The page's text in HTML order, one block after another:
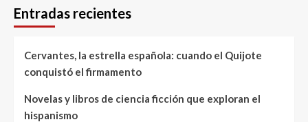
Entradas recientes
Cervantes, la estrella española: cuando el Quijote
conquistó el firmamento
Novelas y libros de ciencia ficción que exploran el
hispanismo